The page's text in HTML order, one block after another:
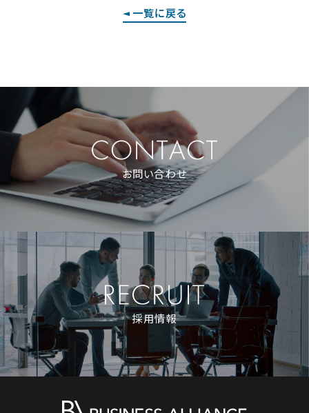
一覧に戻る
お問い合わせ
採用情報